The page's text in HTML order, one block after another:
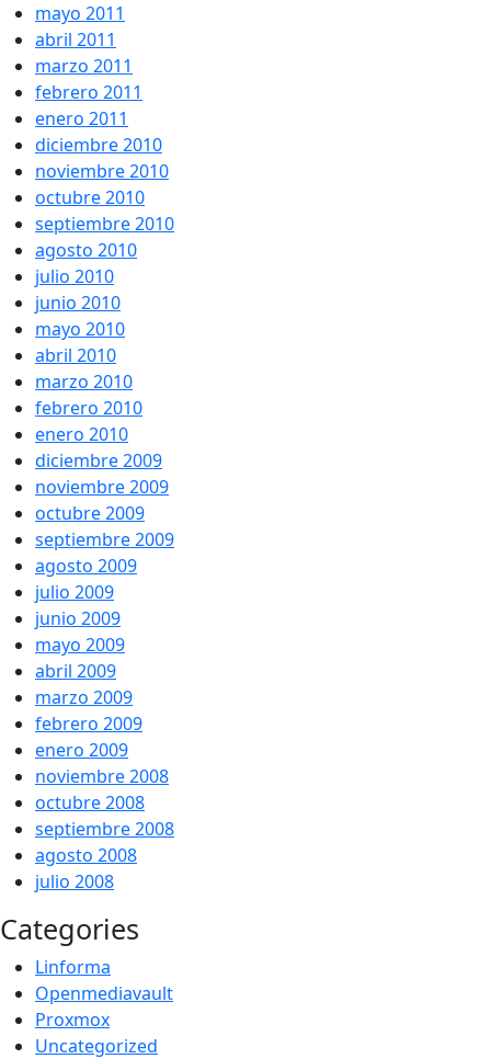
mayo 2011
abril 2011
marzo 2011
febrero 2011
enero 2011
diciembre 2010
noviembre 2010
octubre 2010
septiembre 2010
agosto 2010
julio 2010
junio 2010
mayo 2010
abril 2010
marzo 2010
febrero 2010
enero 2010
diciembre 2009
noviembre 2009
octubre 2009
septiembre 2009
agosto 2009
julio 2009
junio 2009
mayo 2009
abril 2009
marzo 2009
febrero 2009
enero 2009
noviembre 2008
octubre 2008
septiembre 2008
agosto 2008
julio 2008
Categories
Linforma
Openmediavault
Proxmox
Uncategorized